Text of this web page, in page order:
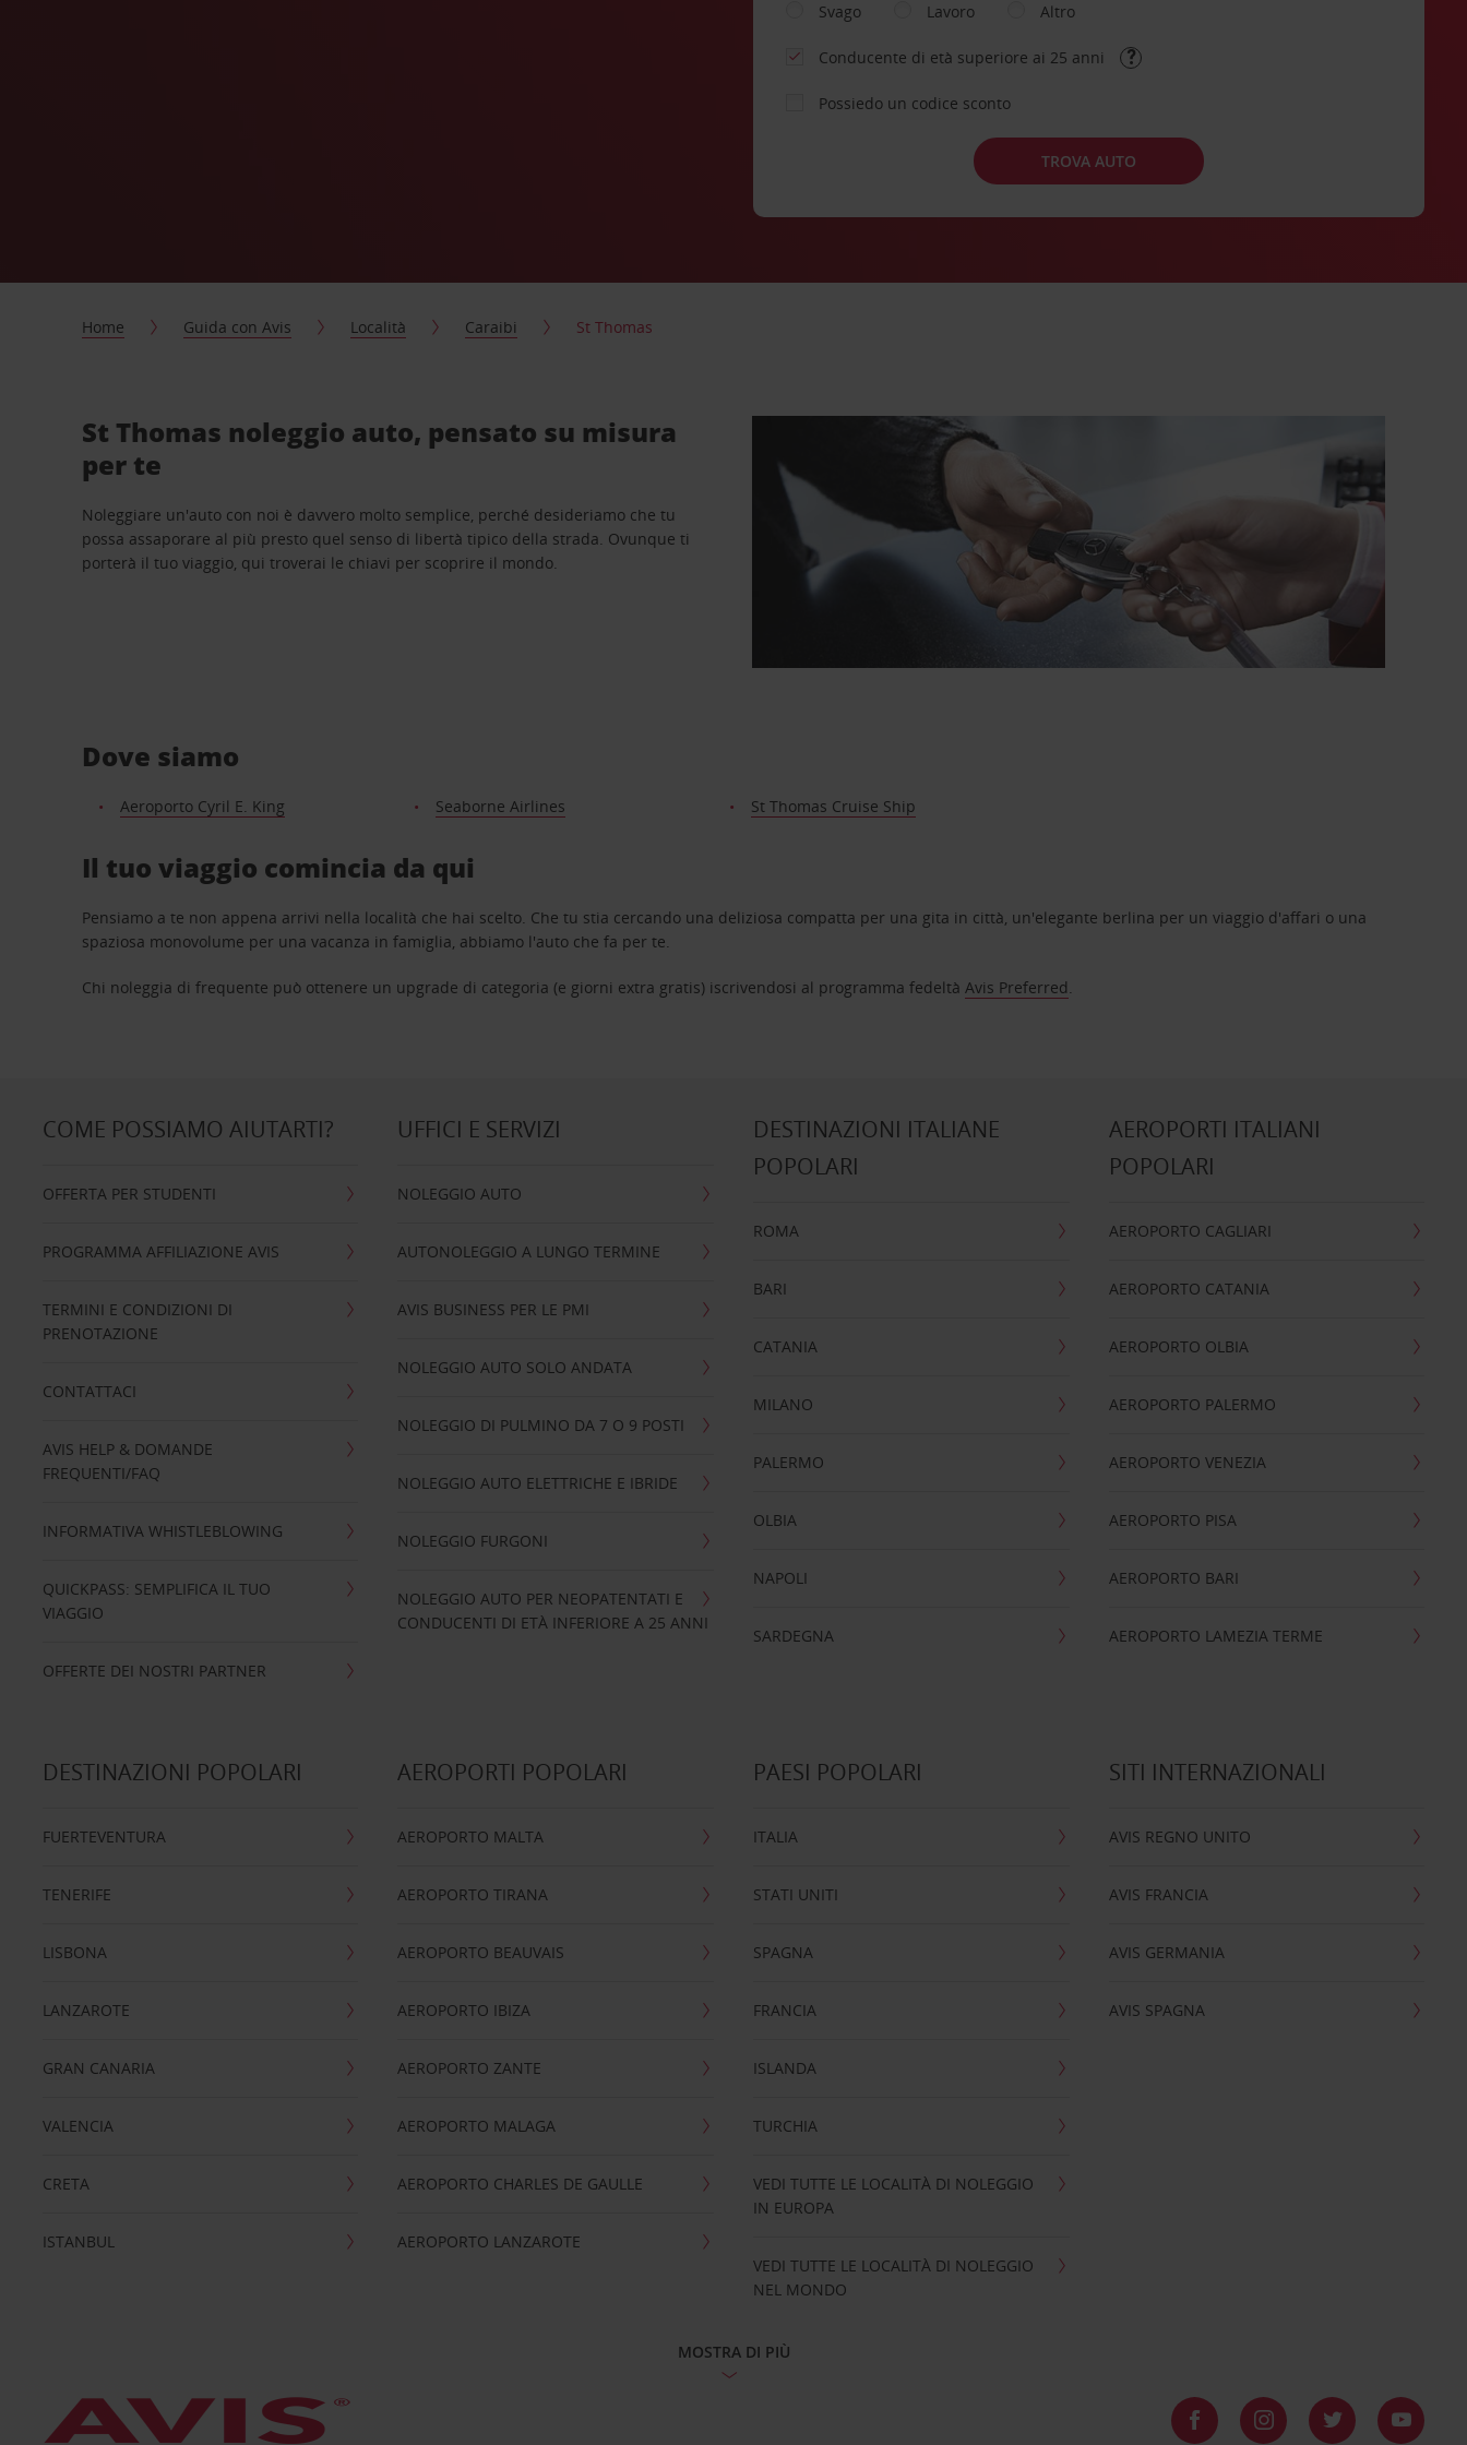
Svago
Lavoro Altro
Conducente di età superiore ai 25 anni
Possiedo un codice sconto
TROVA AUTO
Home Guida con Avis Località Caraibi St Thomas
St Thomas noleggio auto, pensato su misura
per te
Noleggiare un'auto con noi è davvero molto semplice, perché desideriamo che tu
possa assaporare al più presto quel senso di libertà tipico della strada. Ovunque ti
porterà il tuo viaggio, qui troverai le chiavi per scoprire il mondo.
Dove siamo
Aeroporto Cyril E. King Seaborne Airlines St Thomas Cruise Ship
Il tuo viaggio comincia da qui
Pensiamo a te non appena arrivi nella località che hai scelto. Che tu stia cercando una deliziosa compatta per una gita in città, un'elegante berlina per un viaggio d'affari o una
spaziosa monovolume per una vacanza in famiglia, abbiamo l'auto che fa per te.
Chi noleggia di frequente può ottenere un upgrade di categoria (e giorni extra gratis) iscrivendosi al programma fedeltàAvis Preferred.
COME POSSIAMO AIUTARTI?
OFFERTA PER STUDENTI
PROGRAMMA AFFILIAZIONE AVIS
TERMINI E CONDIZIONI DI
PRENOTAZIONE
CONTATTACI
AVIS HELP & DOMANDE
FREQUENTI/FAQ
INFORMATIVA WHISTLEBLOWING
QUICKPASS: SEMPLIFICA IL TUO
VIAGGIO
OFFERTE DEI NOSTRI PARTNER
UFFICI E SERVIZI
NOLEGGIO AUTO
AUTONOLEGGIO A LUNGO TERMINE
AVIS BUSINESS PER LE PMI
NOLEGGIO AUTO SOLO ANDATA
NOLEGGIO DI PULMINO DA 7 O 9 POSTI
NOLEGGIO AUTO ELETTRICHE E IBRIDE
NOLEGGIO FURGONI
NOLEGGIO AUTO PER NEOPATENTATI E
CONDUCENTI DI ETÀ INFERIORE A 25 ANNI
DESTINAZIONI ITALIANE
POPOLARI
ROMA
BARI
CATANIA
MILANO
PALERMO
OLBIA
NAPOLI
SARDEGNA
AEROPORTI ITALIANI
POPOLARI
AEROPORTO CAGLIARI
AEROPORTO CATANIA
AEROPORTO OLBIA
AEROPORTO PALERMO
AEROPORTO VENEZIA
AEROPORTO PISA
AEROPORTO BARI
AEROPORTO LAMEZIA TERME
DESTINAZIONI POPOLARI
FUERTEVENTURA
TENERIFE
LISBONA
LANZAROTE
GRAN CANARIA
VALENCIA
CRETA
ISTANBUL
AEROPORTI POPOLARI
AEROPORTO MALTA
AEROPORTO TIRANA
AEROPORTO BEAUVAIS
AEROPORTO IBIZA
AEROPORTO ZANTE
AEROPORTO MALAGA
AEROPORTO CHARLES DE GAULLE
AEROPORTO LANZAROTE
PAESI POPOLARI
ITALIA
STATI UNITI
SPAGNA
FRANCIA
ISLANDA
TURCHIA
VEDI TUTTE LE LOCALITÀ DI NOLEGGIO
IN EUROPA
VEDI TUTTE LE LOCALITÀ DI NOLEGGIO
NEL MONDO
SITI INTERNAZIONALI
AVIS REGNO UNITO
AVIS FRANCIA
AVIS GERMANIA
AVIS SPAGNA
MOSTRA DI PIÙ